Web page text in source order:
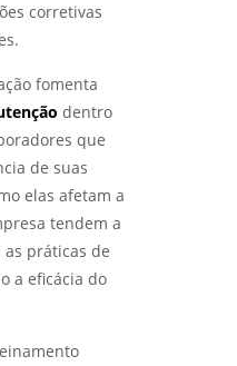
corretivas
fomenta
dentro
que
de suas
elas afetam a
tendem a
as práticas de
a eficácia do